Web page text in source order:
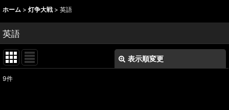
ホーム > 灯争大戦 > 英語
英語
表示順変更
9件